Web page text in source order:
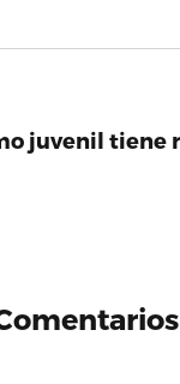
juvenil tiene